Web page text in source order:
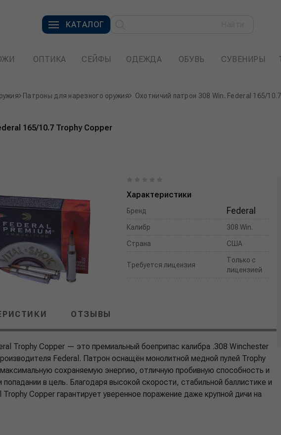
КАТАЛОГ
ОПТИКА СЕЙФЫ ОДЕЖДА ОБУВЬ СУВЕНИРЫ
Патроны для нарезного оружия Охотничий патрон 308 Win. Federal 165/
165/10.7 Trophy Copper
Характеристики
Бренд Federal
Калибр 308 Win.
Страна США
Требуется лицензия
Только с
лицензией
ОТЗЫВЫ
Trophy Copper — это премиальный боеприпас калибра .308 Winchester
Federal. Патрон оснащён монолитной медной пулей Trophy
сохраняемую энергию, отличную пробивную способность и
в цель. Благодаря высокой скорости, стабильной баллистике и
Copper гарантирует уверенное поражение даже крупной дичи на